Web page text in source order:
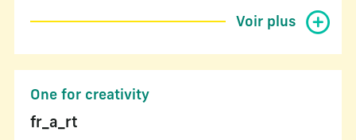
Voir plus
One for creativity
fr_a_rt